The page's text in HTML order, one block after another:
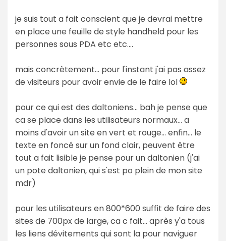
je suis tout a fait conscient que je devrai mettre
en place une feuille de style handheld pour les
personnes sous PDA etc etc....
mais concrètement... pour l'instant j'ai pas assez
de visiteurs pour avoir envie de le faire lol
pour ce qui est des daltoniens... bah je pense que
ca se place dans les utilisateurs normaux... a
moins d'avoir un site en vert et rouge... enfin... le
texte en foncé sur un fond clair, peuvent être
tout a fait lisible je pense pour un daltonien (j'ai
un pote daltonien, qui s'est po plein de mon site
mdr)
pour les utilisateurs en 800*600 suffit de faire des
sites de 700px de large, ca c fait... après y'a tous
les liens dévitements qui sont la pour naviguer